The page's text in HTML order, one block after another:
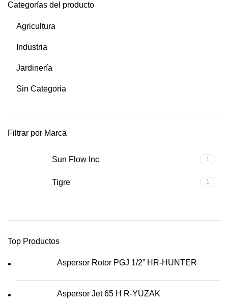
Categorías del producto
Agricultura
Industria
Jardinería
Sin Categoria
Filtrar por Marca
Sun Flow Inc 1
Tigre 1
Top Productos
Aspersor Rotor PGJ 1/2” HR-HUNTER
Aspersor Jet 65 H R-YUZAK